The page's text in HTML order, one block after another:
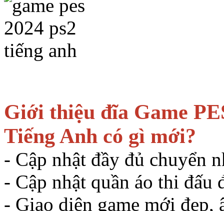
Giới thiệu đĩa Game
Tiếng Anh có gì mới?
- Cập nhật đầy đủ chuyển
- Cập nhật quần áo thi đấu
- Giao diện game mới đẹp,